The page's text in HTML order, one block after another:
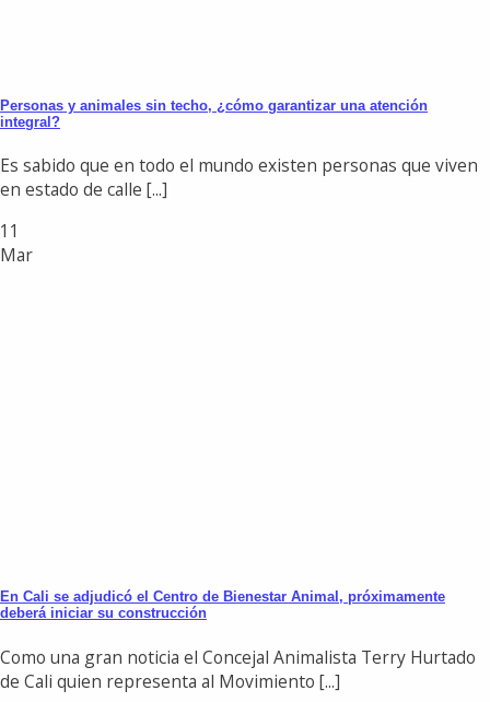
Personas y animales sin techo, ¿cómo garantizar una atención
integral?
Es sabido que en todo el mundo existen personas que viven
en estado de calle [...]
11
Mar
En Cali se adjudicó el Centro de Bienestar Animal, próximamente
deberá iniciar su construcción
Como una gran noticia el Concejal Animalista Terry Hurtado
de Cali quien representa al Movimiento [...]